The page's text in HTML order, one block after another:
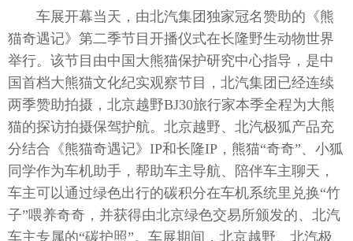
车展开幕当天，由北汽集团独家冠名赞助的《熊
猫奇遇记》第二季节目开播仪式在长隆野生动物世界
举行。该节目由中国大熊猫保护研究中心指导，是中
国首档大熊猫文化纪实观察节目，北汽集团已经连续
两季赞助拍摄，北京越野BJ30旅行家本季全程为大熊
猫的探访拍摄保驾护航。北京越野、北汽极狐产品充
分结合《熊猫奇遇记》IP和长隆IP，熊猫“奇奇”、小狐
同学作为车机助手，帮助车主导航、陪伴车主聊天，
车主可以通过绿色出行的碳积分在车机系统里兑换“竹
子”喂养奇奇，并获得由北京绿色交易所颁发的、北汽
车主专属的“碳护照”。车展期间，北京越野、北汽极